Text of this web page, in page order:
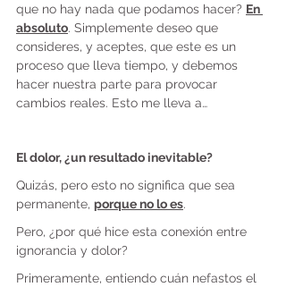
que no hay nada que podamos hacer? En
absoluto. Simplemente deseo que
consideres, y aceptes, que este es un
proceso que lleva tiempo, y debemos
hacer nuestra parte para provocar
cambios reales. Esto me lleva a…
El dolor, ¿un resultado inevitable?
Quizás, pero esto no significa que sea
permanente, porque no lo es.
Pero, ¿por qué hice esta conexión entre
ignorancia y dolor?
Primeramente, entiendo cuán nefastos el